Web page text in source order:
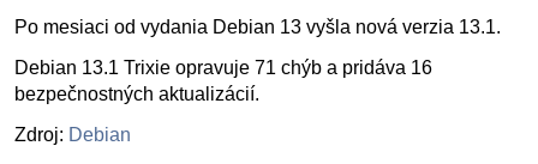
Po mesiaci od vydania Debian 13 vyšla nová verzia 13.1.
Debian 13.1 Trixie opravuje 71 chýb a pridáva 16
bezpečnostných aktualizácií.
Zdroj: Debian